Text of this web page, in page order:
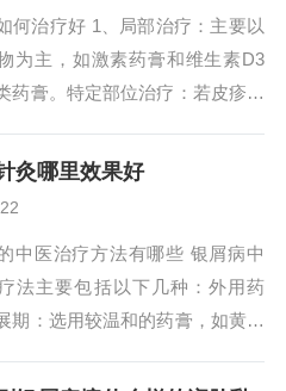
漫长的行医生涯中，彭静山先生
何治疗好 1、局部治疗：主要以
为主，如激素药膏和维生素D3
药膏。特定部位治疗：若皮疹发
时可用酮康唑洗剂或二硫化硒洗
软膏等。2、牛皮癣治疗效果较
主...
灸哪里效果好
中医治疗方法有哪些 银屑病中
法主要包括以下几种：外用药
期：选用较温和的药膏，如黄连
期：选用清热、祛湿、解毒的外